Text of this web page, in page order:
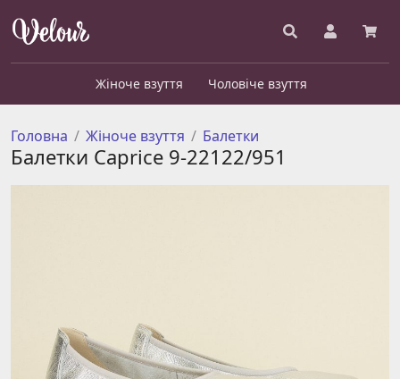
Жіноче взуття Чоловіче взуття
Головна Жіноче взуття Балетки
Балетки Caprice 9-22122/951